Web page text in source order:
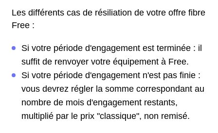
Les différents cas de résiliation de votre offre fibre
Free :
Si votre période d'engagement est terminée : il
suffit de renvoyer votre équipement à Free.
Si votre période d'engagement n'est pas finie :
vous devrez régler la somme correspondant au
nombre de mois d'engagement restants,
multiplié par le prix "classique", non remisé.